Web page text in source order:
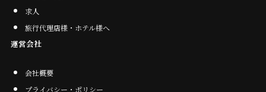
求人
旅行代理店様・ホテル様へ
運営会社
会社概要
プライバシー・ポリシー